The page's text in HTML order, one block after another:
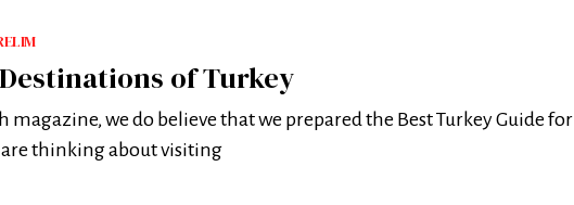
of Turkey
magazine, we do believe that we prepared the Best Turkey Guide for
thinking about visiting